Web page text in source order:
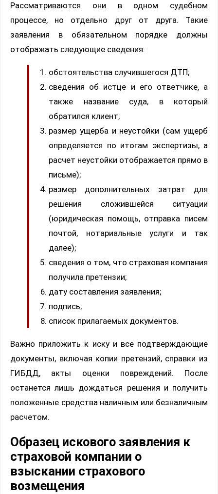
Рассматриваются они в одном судебном
процессе, но отдельно друг от друга. Такие
заявления в обязательном порядке должны
отображать следующие сведения:
обстоятельства случившегося ДТП;
сведения об истце и его ответчике, а
также название суда, в который
обратился клиент;
размер ущерба и неустойки (сам ущерб
определяется по итогам экспертизы, а
расчет неустойки отображается прямо в
письме);
размер дополнительных затрат для
решения сложившейся ситуации
(юридическая помощь, отправка писем
почтой, нотариальные услуги и так
далее);
сведения о том, что страховая компания
получила претензии;
дату составления заявления;
подпись;
список прилагаемых документов.
Важно приложить к иску и все подтверждающие
документы, включая копии претензий, справки из
ГИБДД, акты оценки повреждений. После
останется лишь дождаться решения и получить
положенные средства наличным или безналичным
расчетом.
Образец искового заявления к
страховой компании о
взыскании страхового
возмещения